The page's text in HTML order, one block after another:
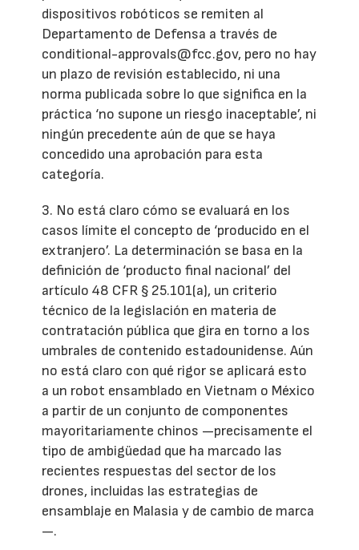
dispositivos robóticos se remiten al
Departamento de Defensa a través de
conditional-approvals@fcc.gov, pero no hay
un plazo de revisión establecido, ni una
norma publicada sobre lo que significa en la
práctica ‘no supone un riesgo inaceptable’, ni
ningún precedente aún de que se haya
concedido una aprobación para esta
categoría.
3. No está claro cómo se evaluará en los
casos límite el concepto de ‘producido en el
extranjero’. La determinación se basa en la
definición de ‘producto final nacional’ del
artículo 48 CFR § 25.101(a), un criterio
técnico de la legislación en materia de
contratación pública que gira en torno a los
umbrales de contenido estadounidense. Aún
no está claro con qué rigor se aplicará esto
a un robot ensamblado en Vietnam o México
a partir de un conjunto de componentes
mayoritariamente chinos —precisamente el
tipo de ambigüedad que ha marcado las
recientes respuestas del sector de los
drones, incluidas las estrategias de
ensamblaje en Malasia y de cambio de marca
—.